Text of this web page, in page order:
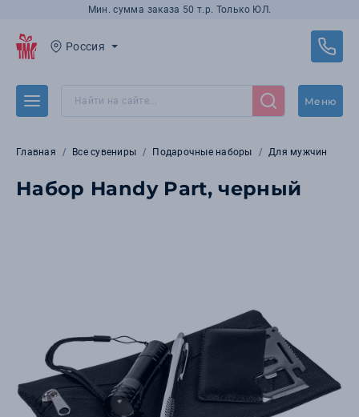
Мин. сумма заказа 50 т.р. Только ЮЛ.
Россия
Меню
Главная Все сувениры Подарочные наборы Для мужчин
Набор Handy Part, черный